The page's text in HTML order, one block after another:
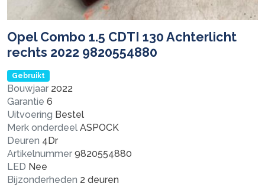
Opel Combo 1.5 CDTI 130 Achterlicht
rechts 2022 9820554880
Gebruikt
Bouwjaar 2022
Garantie 6
Uitvoering Bestel
Merk onderdeel ASPOCK
Deuren 4Dr
Artikelnummer 9820554880
LED Nee
Bijzonderheden 2 deuren